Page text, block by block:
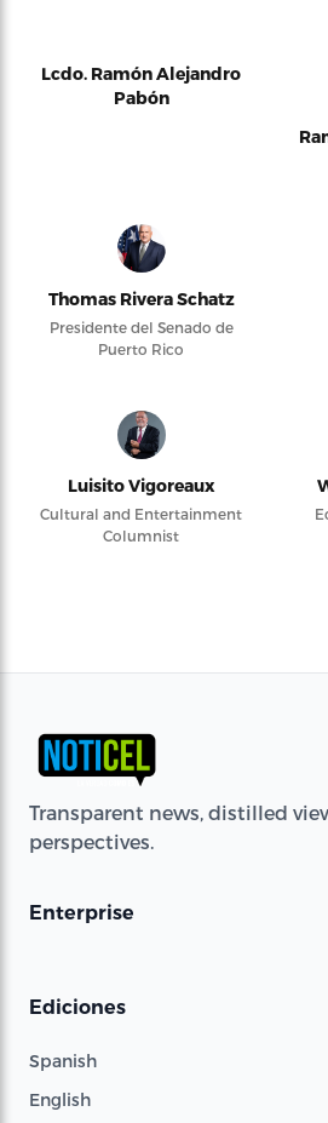
Lcdo. Ramón Alejandro
Pabón
Thomas Rivera Schatz
Presidente del Senado de
Puerto Rico
Luisito Vigoreaux
Cultural and Entertainment
Columnist
Transparent news, distilled
perspectives.
Enterprise
Ediciones
Spanish
English